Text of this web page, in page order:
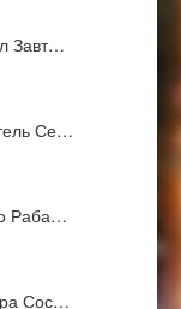
Завт…
Се…
Раба…
Сос…